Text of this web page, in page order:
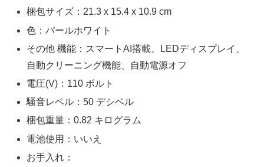
梱包サイズ：21.3 x 15.4 x 10.9 cm
色：パールホワイト
その他 機能：スマートAI搭載、LEDディスプレイ、
自動クリーニング機能、自動電源オフ
電圧(V)：110 ボルト
騒音レベル：50 デシベル
梱包重量：0.82 キログラム
電池使用：いいえ
お手入れ：